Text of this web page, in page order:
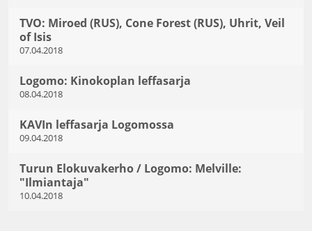
TVO: Miroed (RUS), Cone Forest (RUS), Uhrit, Veil
of Isis
07.04.2018
Logomo: Kinokoplan leffasarja
08.04.2018
KAVIn leffasarja Logomossa
09.04.2018
Turun Elokuvakerho / Logomo: Melville:
"Ilmiantaja"
10.04.2018